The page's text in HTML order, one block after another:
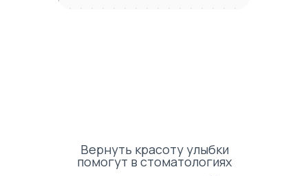
Вернуть красоту улыбки
помогут в стоматологиях